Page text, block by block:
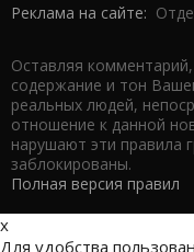
Реклама на сайте:
Оставляя
содержание и тон
реальных людей,
отношение к данной
нарушают эти правила
заблокированы.
Полная версия правил
x
Для удобства